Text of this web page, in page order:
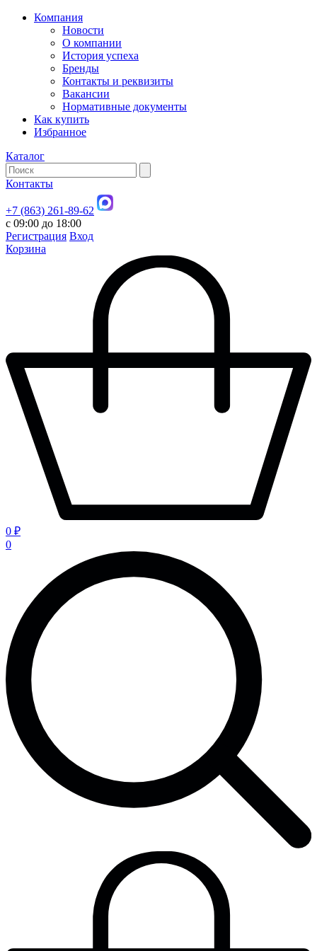
Компания
Новости
О компании
История успеха
Бренды
Контакты и реквизиты
Вакансии
Нормативные документы
Как купить
Избранное
Каталог
Контакты
+7 (863) 261-89-62
с 09:00 до 18:00
Регистрация Вход
Корзина
0 ₽
0